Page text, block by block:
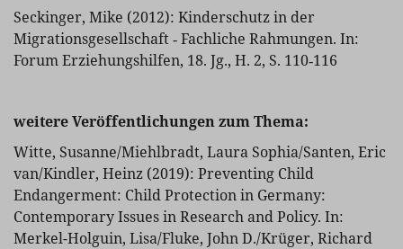
Seckinger, Mike (2012): Kinderschutz in der
Migrationsgesellschaft ‑ Fachliche Rahmungen. In:
Forum Erziehungshilfen, 18. Jg., H. 2, S. 110‑116
weitere Veröffentlichungen zum Thema:
Witte, Susanne/Miehlbradt, Laura Sophia/Santen, Eric
van/Kindler, Heinz (2019): Preventing Child
Endangerment: Child Protection in Germany:
Contemporary Issues in Research and Policy. In:
Merkel-Holguin, Lisa/Fluke, John D./Krüger, Richard